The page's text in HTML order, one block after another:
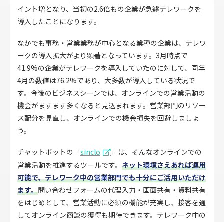
イント増となり、当初の2.6倍もの企業が急遽テレワークを
導入したことになります。
なかでも事務・営業業務が中心となる業種の企業は、テレワ
ークの導入拡大がより顕著となっています。3月時点で
41.9%の企業がテレワークを導入していたのに対して、同年
4月の数値は76.2%であり、大多数が導入している状況で
す。今後のビジネスシーンでは、オンラインでの営業活動の
機会がますます多くなると見込まれます。営業部門のリソー
ス配分を見直し、オンラインでの機会損失を回避しましょ
う。
チャットボットの「sinclo
」は、そんなオンラインでの
営業活動を推進するツールです。 ネット環境さえあれば運用
可能で、テレワーク中の営業部門でも十分にご活用いただけ
ます。問い合わせフォームの代理入力・画面共有・資料共有
をはじめとして、営業活動に必須の機能が充実し、接客を通
してオンライン商談の獲得も期待できます。テレワーク中の